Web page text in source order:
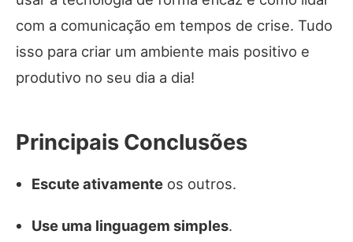
com a comunicação em tempos de crise. Tudo
isso para criar um ambiente mais positivo e
produtivo no seu dia a dia!
Principais Conclusões
Escute ativamente os outros.
Use uma linguagem simples.